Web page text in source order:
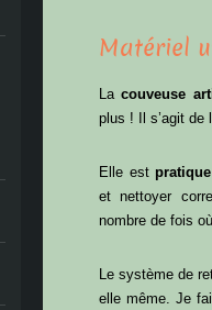
Matériel
Lacouveuse
plus ! Il s’agit de
Elle est
et nettoyer
nombre de fois
Le système de
elle même. Je